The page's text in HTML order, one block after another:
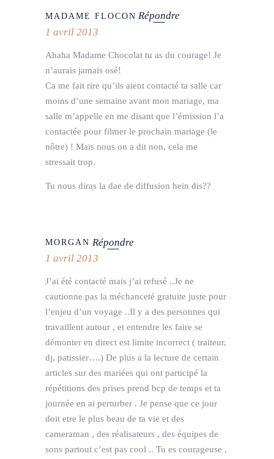
MADAME FLOCON Répondre
1 avril 2013
Ahaha Madame Chocolat tu as du courage! Je
n’aurais jamais osé!
Ca me fait rire qu’ils aient contacté ta salle car
moins d’une semaine avant mon mariage, ma
salle m’appelle en me disant que l’émission l’a
contactée pour filmer le prochain mariage (le
nôtre) ! Mais nous on a dit non, cela me
stressait trop.
Tu nous diras la dae de diffusion hein dis??
MORGAN Répondre
1 avril 2013
J’ai été contacté mais j’ai refusé ..Je ne
cautionne pas la méchanceté gratuite juste pour
l’enjeu d’un voyage ..Il y a des personnes qui
travaillent autour , et entendre les faire se
démonter en direct est limite incorrect ( traiteur,
dj, patissier….) De plus a la lecture de certain
articles sur des mariées qui ont participé la
répétitions des prises prend bcp de temps et ta
journée en ai perturber . Je pense que ce jour
doit etre le plus beau de ta vie et des
cameraman , des réalisateurs , des équipes de
sons partout c’est pas cool .. Tu es courageuse ,